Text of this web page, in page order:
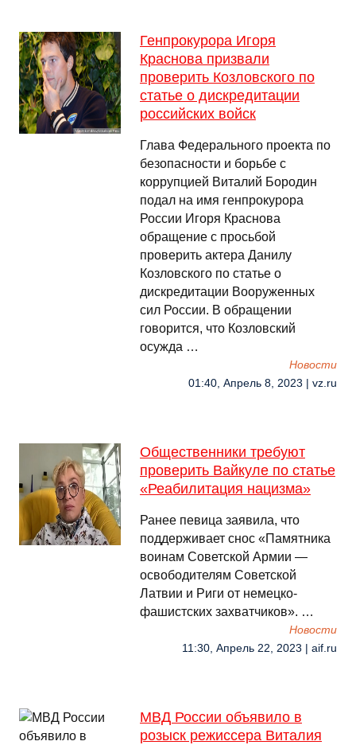
Генпрокурора Игоря
Краснова призвали
проверить Козловского по
статье о дискредитации
российских войск
Глава Федерального проекта по
безопасности и борьбе с
коррупцией Виталий Бородин
подал на имя генпрокурора
России Игоря Краснова
обращение с просьбой
проверить актера Данилу
Козловского по статье о
дискредитации Вооруженных
сил России. В обращении
говорится, что Козловский
осужда …
Новости
01:40, Апрель 8, 2023 | vz.ru
Общественники требуют
проверить Вайкуле по статье
«Реабилитация нацизма»
Ранее певица заявила, что
поддерживает снос «Памятника
воинам Советской Армии —
освободителям Советской
Латвии и Риги от немецко-
фашистских захватчиков». …
Новости
11:30, Апрель 22, 2023 | aif.ru
МВД России объявило в
розыск режиссера Виталия